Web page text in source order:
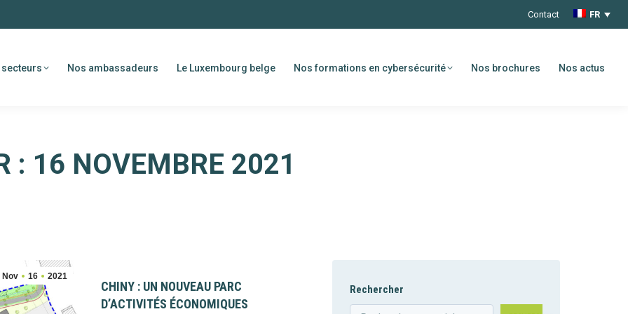
Contact FR
secteurs Nos ambassadeurs Le Luxembourg belge Nos formations en cybersécurité Nos brochures Nos actus
: 16 NOVEMBRE 2021
Nov 16 2021
CHINY : UN NOUVEAU PARC
D’ACTIVITÉS ÉCONOMIQUES
Rechercher